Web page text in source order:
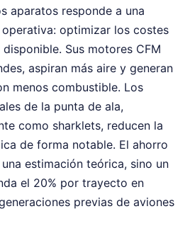
aparatos responde a una
optimizar los costes
Sus motores CFM
aspiran más aire y generan
menos combustible. Los
de la punta de ala,
como sharklets, reducen la
de forma notable. El ahorro
estimación teórica, sino un
el 20% por trayecto en
previas de aviones